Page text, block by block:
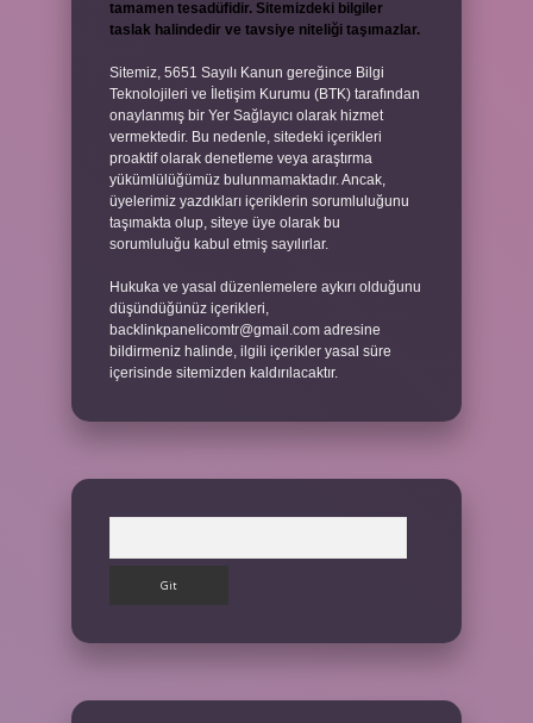
tamamen tesadüfidir. Sitemizdeki bilgiler
taslak halindedir ve tavsiye niteliği taşımazlar.
Sitemiz, 5651 Sayılı Kanun gereğince Bilgi
Teknolojileri ve İletişim Kurumu (BTK) tarafından
onaylanmış bir Yer Sağlayıcı olarak hizmet
vermektedir. Bu nedenle, sitedeki içerikleri
proaktif olarak denetleme veya araştırma
yükümlülüğümüz bulunmamaktadır. Ancak,
üyelerimiz yazdıkları içeriklerin sorumluluğunu
taşımakta olup, siteye üye olarak bu
sorumluluğu kabul etmiş sayılırlar.
Hukuka ve yasal düzenlemelere aykırı olduğunu
düşündüğünüz içerikleri,
backlinkpanelicomtr@gmail.com adresine
bildirmeniz halinde, ilgili içerikler yasal süre
içerisinde sitemizden kaldırılacaktır.